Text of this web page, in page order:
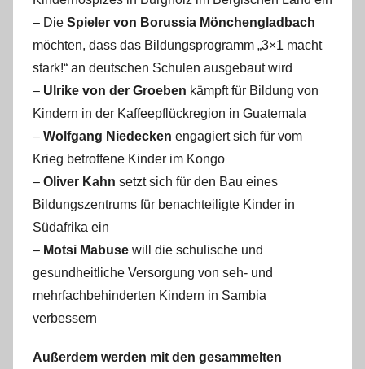
– Die Spieler von Borussia Mönchengladbach
möchten, dass das Bildungsprogramm „3×1 macht
stark!“ an deutschen Schulen ausgebaut wird
– Ulrike von der Groeben kämpft für Bildung von
Kindern in der Kaffeepflückregion in Guatemala
– Wolfgang Niedecken engagiert sich für vom
Krieg betroffene Kinder im Kongo
– Oliver Kahn setzt sich für den Bau eines
Bildungszentrums für benachteiligte Kinder in
Südafrika ein
– Motsi Mabuse will die schulische und
gesundheitliche Versorgung von seh- und
mehrfachbehinderten Kindern in Sambia
verbessern
Außerdem werden mit den gesammelten